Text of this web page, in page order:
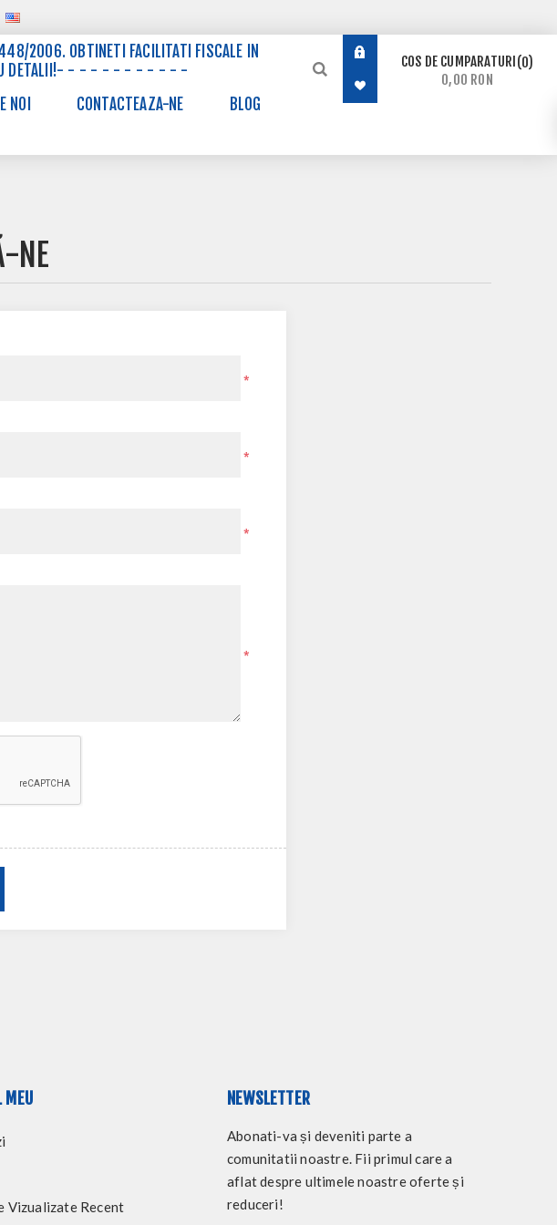
2006. OBTINETI FACILITATI FISCALE IN
DETALII!- - - - - - - - - - - -
NOI CONTACTEAZA-NE
BLOG
COS DE CUMPARATURI 0
0,00 RON
NE
*
*
*
*
MEU
Vizualizate Recent
NEWSLETTER
Abonati-va și deveniti parte a
comunitatii noastre. Fii primul care a
aflat despre ultimele noastre oferte și
reduceri!